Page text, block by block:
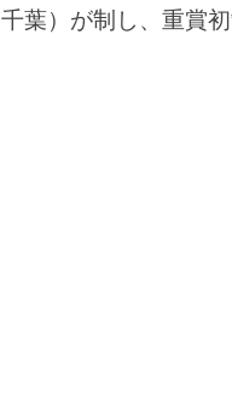
葉）が制し、重賞